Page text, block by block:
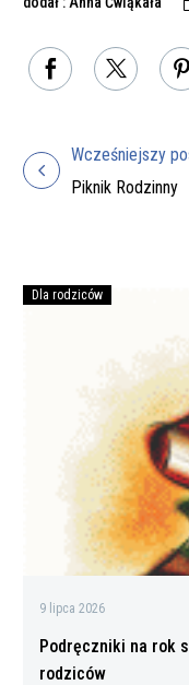
Nawigacja
Wcześniejszy
Piknik Rodzinny
Dla rodziców
9 lipca 2026
Podręczniki na rok
rodziców